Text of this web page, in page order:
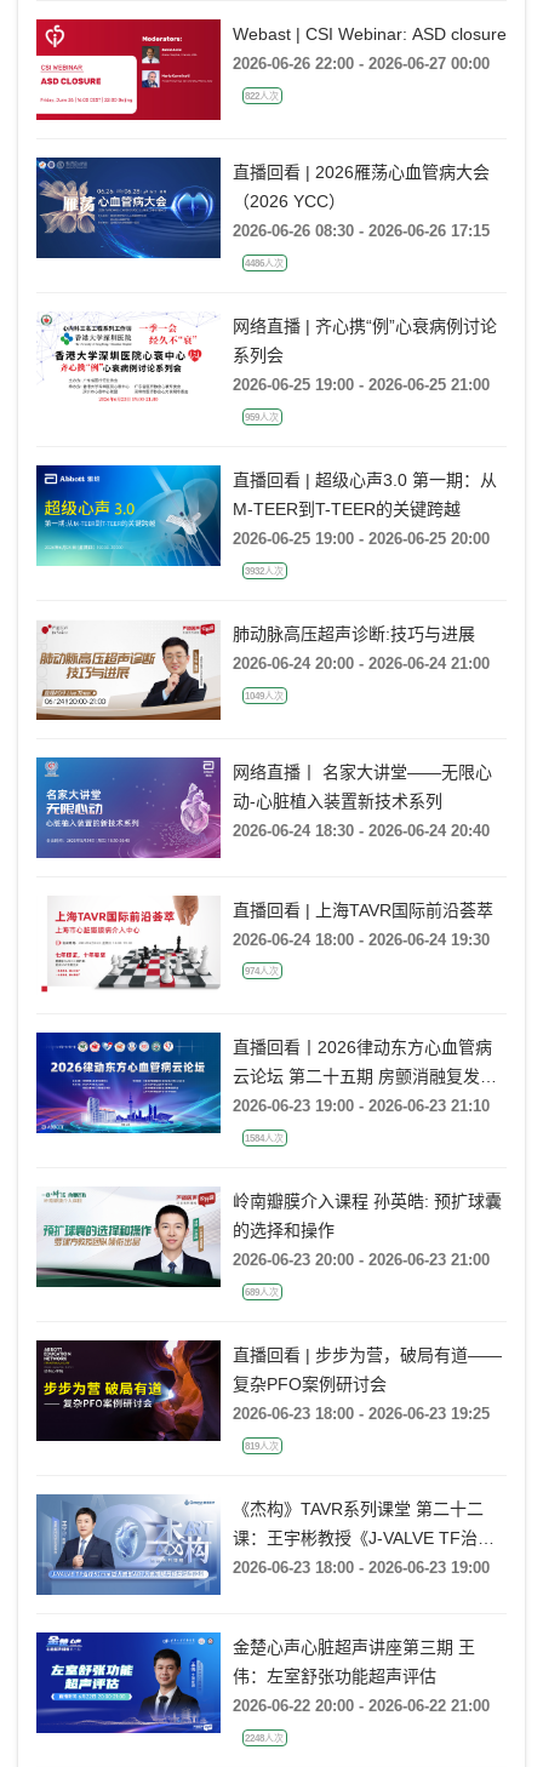
Webast | CSI Webinar: ASD closure
2026-06-26 22:00 - 2026-06-27 00:00
822人次
直播回看 | 2026雁荡心血管病大会
（2026 YCC）
2026-06-26 08:30 - 2026-06-26 17:15
4486人次
网络直播 | 齐心携“例”心衰病例讨论
系列会
2026-06-25 19:00 - 2026-06-25 21:00
959人次
直播回看 | 超级心声3.0 第一期：从
M-TEER到T-TEER的关键跨越
2026-06-25 19:00 - 2026-06-25 20:00
3932人次
肺动脉高压超声诊断:技巧与进展
2026-06-24 20:00 - 2026-06-24 21:00
1049人次
网络直播丨 名家大讲堂——无限心
动-心脏植入装置新技术系列
2026-06-24 18:30 - 2026-06-24 20:40
直播回看 | 上海TAVR国际前沿荟萃
2026-06-24 18:00 - 2026-06-24 19:30
974人次
直播回看丨2026律动东方心血管病
云论坛 第二十五期 房颤消融复发后
的处理策略
2026-06-23 19:00 - 2026-06-23 21:10
1584人次
岭南瓣膜介入课程 孙英皓: 预扩球囊
的选择和操作
2026-06-23 20:00 - 2026-06-23 21:00
689人次
直播回看 | 步步为营，破局有道——
复杂PFO案例研讨会
2026-06-23 18:00 - 2026-06-23 19:25
819人次
《杰构》TAVR系列课堂 第二十二
课：王宇彬教授《J-VALVE TF治疗
52mm超大窦部AR：入窦策略与释
2026-06-23 18:00 - 2026-06-23 19:00
金楚心声心脏超声讲座第三期 王
伟：左室舒张功能超声评估
2026-06-22 20:00 - 2026-06-22 21:00
2248人次